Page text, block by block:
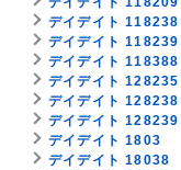
デイデイト 118238
デイデイト 118239
デイデイト 118388
デイデイト 128235
デイデイト 128238
デイデイト 128239
デイデイト 1803
デイデイト 18038